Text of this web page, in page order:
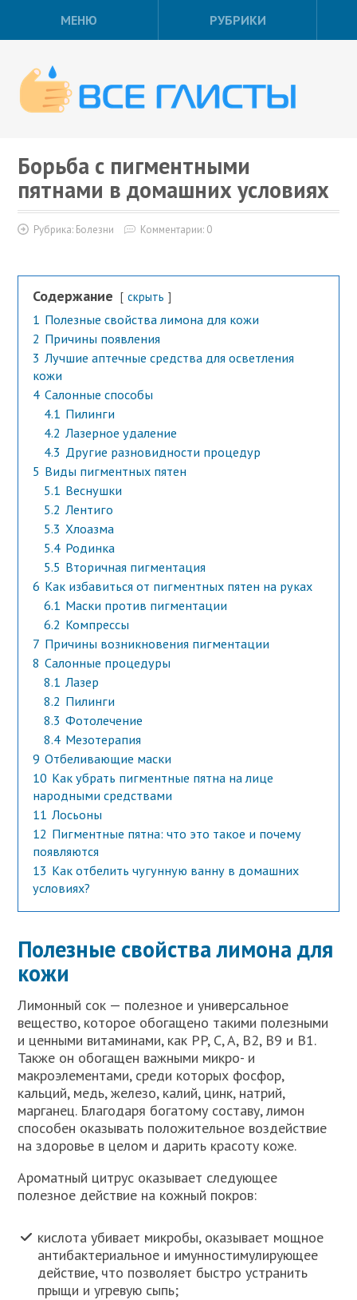
МЕНЮ РУБРИКИ
Борьба с пигментными
пятнами в домашних условиях
Рубрика: Болезни Комментарии: 0
Содержание скрыть
1 Полезные свойства лимона для кожи
2 Причины появления
3 Лучшие аптечные средства для осветления
кожи
4 Салонные способы
4.1 Пилинги
4.2 Лазерное удаление
4.3 Другие разновидности процедур
5 Виды пигментных пятен
5.1 Веснушки
5.2 Лентиго
5.3 Хлоазма
5.4 Родинка
5.5 Вторичная пигментация
6 Как избавиться от пигментных пятен на руках
6.1 Маски против пигментации
6.2 Компрессы
7 Причины возникновения пигментации
8 Салонные процедуры
8.1 Лазер
8.2 Пилинги
8.3 Фотолечение
8.4 Мезотерапия
9 Отбеливающие маски
10 Как убрать пигментные пятна на лице
народными средствами
11 Лосьоны
12 Пигментные пятна: что это такое и почему
появляются
13 Как отбелить чугунную ванну в домашних
условиях?
Полезные свойства лимона для
кожи
Лимонный сок — полезное и универсальное
вещество, которое обогащено такими полезными
и ценными витаминами, как PP, C, A, B2, B9 и B1.
Также он обогащен важными микро- и
макроэлементами, среди которых фосфор,
кальций, медь, железо, калий, цинк, натрий,
марганец. Благодаря богатому составу, лимон
способен оказывать положительное воздействие
на здоровье в целом и дарить красоту коже.
Ароматный цитрус оказывает следующее
полезное действие на кожный покров:
кислота убивает микробы, оказывает мощное
антибактериальное и имунностимулирующее
действие, что позволяет быстро устранить
прыщи и угревую сыпь;